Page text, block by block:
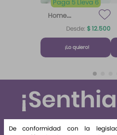
Home
Fragrance
Fragrance
Algodón 220
ml Etq.
Atardecer
Desde: 500
¡Lo quiero!
Suscríbete y recibe
De conformidad con la